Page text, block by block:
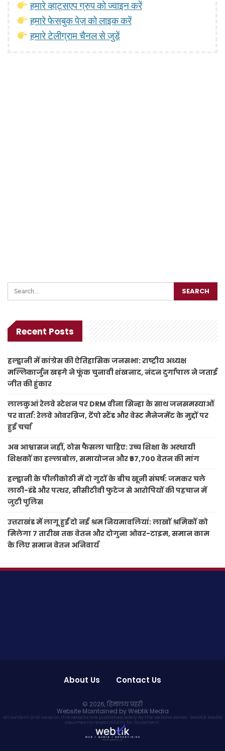
हमारे व्हाट्सएप ग्रुप को ज्वाइन करें
हमारे फेसबुक पेज़ को लाइक करें
हमारे टेलीग्राम चैनल से जुड़ें
Recent Posts
हल्द्वानी में कांग्रेस की ऐतिहासिक जनसभा: राष्ट्रीय अध्यक्ष
मल्लिकार्जुन खड़गे ने फूंक चुनावी शंखनाद, नंदन दुर्गापाल ने जताई
जीत की हुंकार
लालकुआं रेलवे स्टेशन पर DRM वीना सिन्हा के साथ जनसमस्याओं
पर वार्ता: रेलवे ओवरब्रिज, टेंपो स्टैंड और वेस्ट मैनेजमेंट के मुद्दों पर
हुई चर्चा
अब आश्वासन नहीं, ठोस फैसला चाहिए: उच्च शिक्षा के अस्थायी
शिक्षकों का हल्लाबोल, समायोजन और ₹57,700 वेतन की मांग
हल्द्वानी के पीलीकोठी में दो गुटों के बीच खूनी संघर्ष: जमकर चले
लाठी-डंडे और पत्थर, सीसीटीवी फुटेज से आरोपियों की पहचान में
जुटी पुलिस
उत्तराखंड में लागू हुईं दो नई श्रम नियमावलियां: लाखों श्रमिकों को
मिलेगा 7 तारीख तक वेतन और दोगुना ओवर-टाइम, समान काम
के लिए समान वेतन अनिवार्य
About Us Contact Us
© 2026,हिमालय प्रहरी
Website Maintained by Webtik Media
All content and news on this website are published solely by the website owner. Webtik Media
assumes no responsibility for its content.